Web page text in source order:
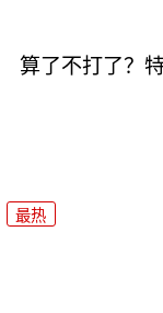
算了不打了？
最热